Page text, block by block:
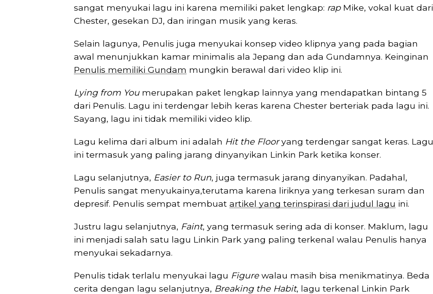
sangat menyukai lagu ini karena memiliki paket lengkap: rap Mike, vokal kuat dari
Chester, gesekan DJ, dan iringan musik yang keras.
Selain lagunya, Penulis juga menyukai konsep video klipnya yang pada bagian
awal menunjukkan kamar minimalis ala Jepang dan ada Gundamnya. Keinginan
Penulis memiliki Gundam mungkin berawal dari video klip ini.
Lying from You merupakan paket lengkap lainnya yang mendapatkan bintang 5
dari Penulis. Lagu ini terdengar lebih keras karena Chester berteriak pada lagu ini.
Sayang, lagu ini tidak memiliki video klip.
Lagu kelima dari album ini adalah Hit the Flooryang terdengar sangat keras. Lagu
ini termasuk yang paling jarang dinyanyikan Linkin Park ketika konser.
Lagu selanjutnya, Easier to Run, juga termasuk jarang dinyanyikan. Padahal,
Penulis sangat menyukainya,terutama karena liriknya yang terkesan suram dan
depresif. Penulis sempat membuat artikel yang terinspirasi dari judul lagu ini.
Justru lagu selanjutnya, Faint, yang termasuk sering ada di konser. Maklum, lagu
ini menjadi salah satu lagu Linkin Park yang paling terkenal walau Penulis hanya
menyukai sekadarnya.
Penulis tidak terlalu menyukai lagu Figure walau masih bisa menikmatinya. Beda
cerita dengan lagu selanjutnya, Breaking the Habit, lagu terkenal Linkin Park